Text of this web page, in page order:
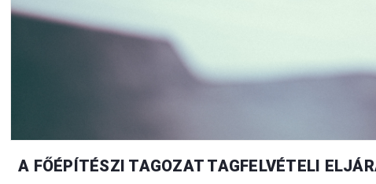
A FŐÉPÍTÉSZI TAGOZAT TAGFELVÉTELI